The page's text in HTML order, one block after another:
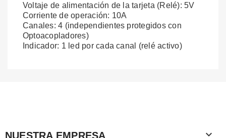
Voltaje de alimentación de la tarjeta (Relé): 5V
Corriente de operación: 10A
Canales: 4 (independientes protegidos con
Optoacopladores)
Indicador: 1 led por cada canal (relé activo)
NUESTRA EMPRESA 